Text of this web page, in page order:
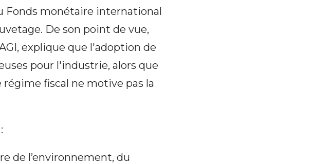
Fonds monétaire international
De son point de vue,
explique que l'adoption de
pour l'industrie, alors que
fiscal ne motive pas la
de l’environnement, du